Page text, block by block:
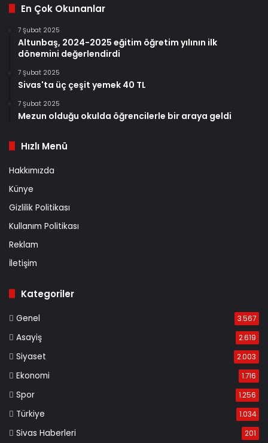
En Çok Okunanlar
7 Şubat 2025
Altunbaş, 2024-2025 eğitim öğretim yılının ilk
dönemini değerlendirdi
7 Şubat 2025
Sivas'ta üç çeşit yemek 40 TL
7 Şubat 2025
Mezun olduğu okulda öğrencilerle bir araya geldi
Hızlı Menü
Hakkımızda
Künye
Gizlilik Politikası
Kullanım Politikası
Reklam
İletişim
Kategoriler
Genel 3.567
Asayiş 2.619
Siyaset 2.003
Ekonomi 1.716
Spor 1.256
Türkiye 1.034
Sivas Haberleri 201